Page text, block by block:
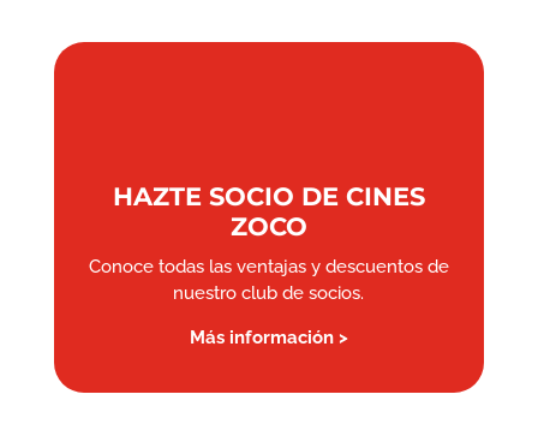
HAZTE SOCIO DE CINES
ZOCO
Conoce todas las ventajas y descuentos de
nuestro club de socios.
Más información >